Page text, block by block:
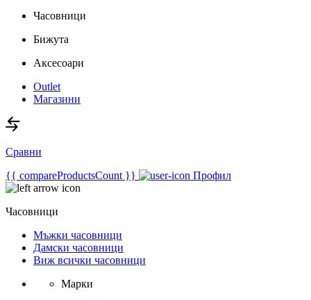
Часовници
Бижута
Аксесоари
Outlet
Магазини
Сравни
{{ compareProductsCount }}
Профил
Часовници
Мъжки часовници
Дамски часовници
Виж всички часовници
Марки